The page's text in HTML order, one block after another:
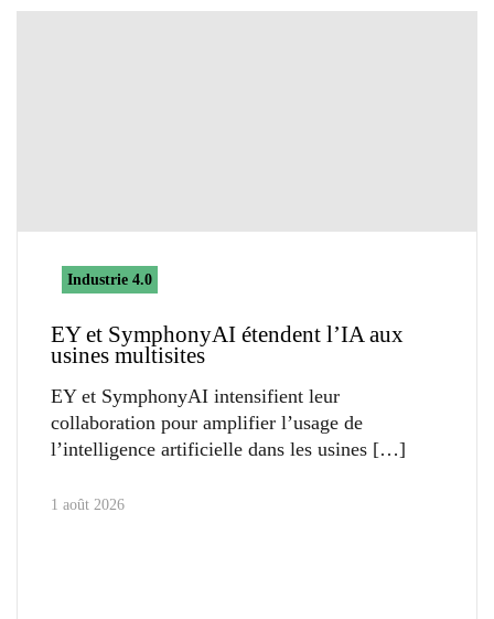
Industrie 4.0
EY et SymphonyAI étendent l’IA aux
usines multisites
EY et SymphonyAI intensifient leur
collaboration pour amplifier l’usage de
l’intelligence artificielle dans les usines
1 août 2026